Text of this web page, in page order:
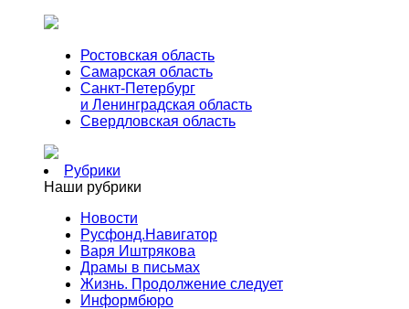
Ростовская область
Самарская область
Санкт-Петербург
и Ленинградская область
Свердловская область
Рубрики
Наши рубрики
Новости
Русфонд.Навигатор
Варя Иштрякова
Драмы в письмах
Жизнь. Продолжение следует
Информбюро